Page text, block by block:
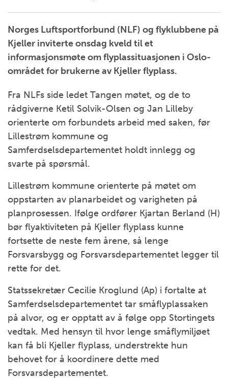
Norges Luftsportforbund (NLF) og flyklubbene på
Kjeller inviterte onsdag kveld til et
informasjonsmøte om flyplassituasjonen i Oslo-
området for brukerne av Kjeller flyplass.
Fra NLFs side ledet Tangen møtet, og de to
rådgiverne Ketil Solvik-Olsen og Jan Lilleby
orienterte om forbundets arbeid med saken, før
Lillestrøm kommune og
Samferdselsdepartementet holdt innlegg og
svarte på spørsmål.
Lillestrøm kommune orienterte på møtet om
oppstarten av planarbeidet og varigheten på
planprosessen. Ifølge ordfører Kjartan Berland (H)
bør flyaktiviteten på Kjeller flyplass kunne
fortsette de neste fem årene, så lenge
Forsvarsbygg og Forsvarsdepartementet legger til
rette for det.
Statssekretær Cecilie Kroglund (Ap) i fortalte at
Samferdselsdepartementet tar småflyplassaken
på alvor, og er opptatt av å følge opp Stortingets
vedtak. Med hensyn til hvor lenge småflymiljøet
kan få bli Kjeller flyplass, understrekte hun
behovet for å koordinere dette med
Forsvarsdepartementet.